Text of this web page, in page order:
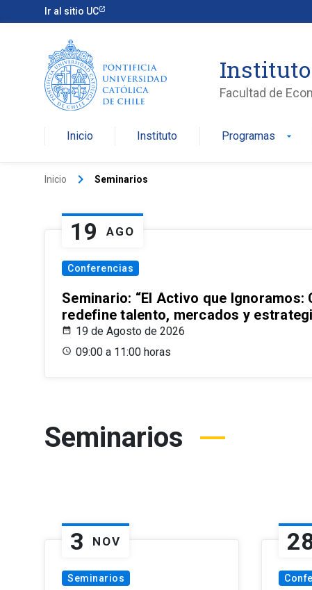
Ir al sitio UC
Instituto
Facultad de
Inicio Instituto Programas arrow_drop_down
Inicio keyboard_arrow_right Seminarios
19 AGO
Conferencias
Seminario: “El Activo que Ignoramos:
redefine talento, mercados y
19 de Agosto de 2026
09:00 a 11:00 horas
Seminarios
3 NOV
Seminarios